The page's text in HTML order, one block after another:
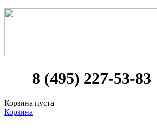
8 (495) 227-53-83
Корзина пуста
Корзина